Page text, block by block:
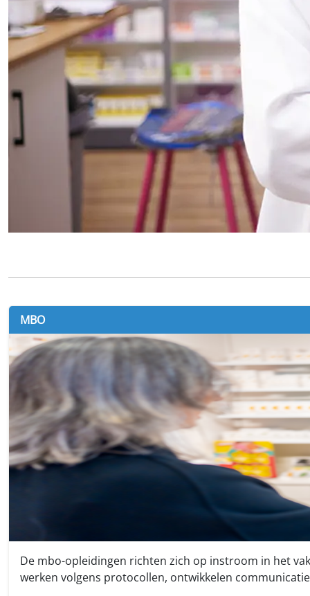
MBO
De mbo-opleidingen richten zich op instroom in het
werken volgens protocollen, ontwikkelen